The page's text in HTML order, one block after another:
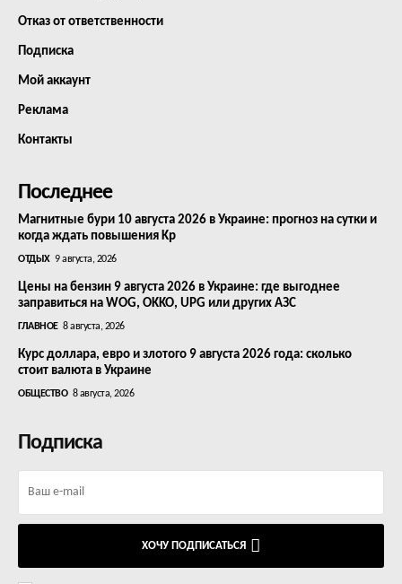
Отказ от ответственности
Подписка
Мой аккаунт
Реклама
Контакты
Последнее
Магнитные бури 10 августа 2026 в Украине: прогноз на сутки и
когда ждать повышения Kp
ОТДЫХ 9 августа, 2026
Цены на бензин 9 августа 2026 в Украине: где выгоднее
заправиться на WOG, OKKO, UPG или других АЗС
ГЛАВНОЕ 8 августа, 2026
Курс доллара, евро и злотого 9 августа 2026 года: сколько
стоит валюта в Украине
ОБЩЕСТВО 8 августа, 2026
Подписка
ХОЧУ ПОДПИСАТЬСЯ